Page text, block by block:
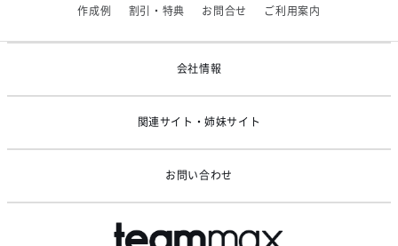
【アシックス】一部商品「生地の在庫限り」廃盤のお知らせ
作成例 割引・特典 お問合せ ご利用案内
会社情報
関連サイト・姉妹サイト
お問い合わせ